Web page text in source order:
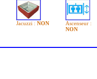
Jacuzzi : NON
Ascenseur :
NON